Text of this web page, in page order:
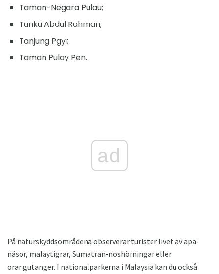
Taman-Negara Pulau;
Tunku Abdul Rahman;
Tanjung Pgyi;
Taman Pulay Pen.
ad
På naturskyddsområdena observerar turister livet av apa-
näsor, malaytigrar, Sumatran-noshörningar eller
orangutanger. I nationalparkerna i Malaysia kan du också